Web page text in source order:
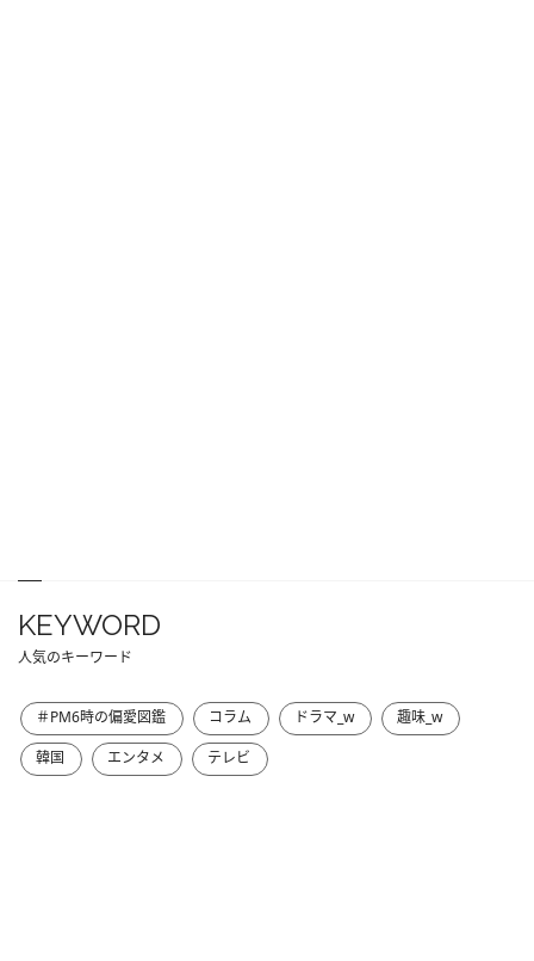
KEYWORD
人気のキーワード
＃PM6時の偏愛図鑑 コラム ドラマ_w
趣味_w
韓国
エンタメ テレビ